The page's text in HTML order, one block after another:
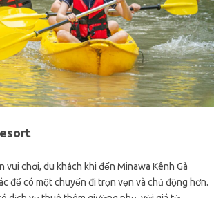
chơi, du khách khi đến Minawa Kênh Gà
để có một chuyến đi trọn vẹn và chủ động hơn.